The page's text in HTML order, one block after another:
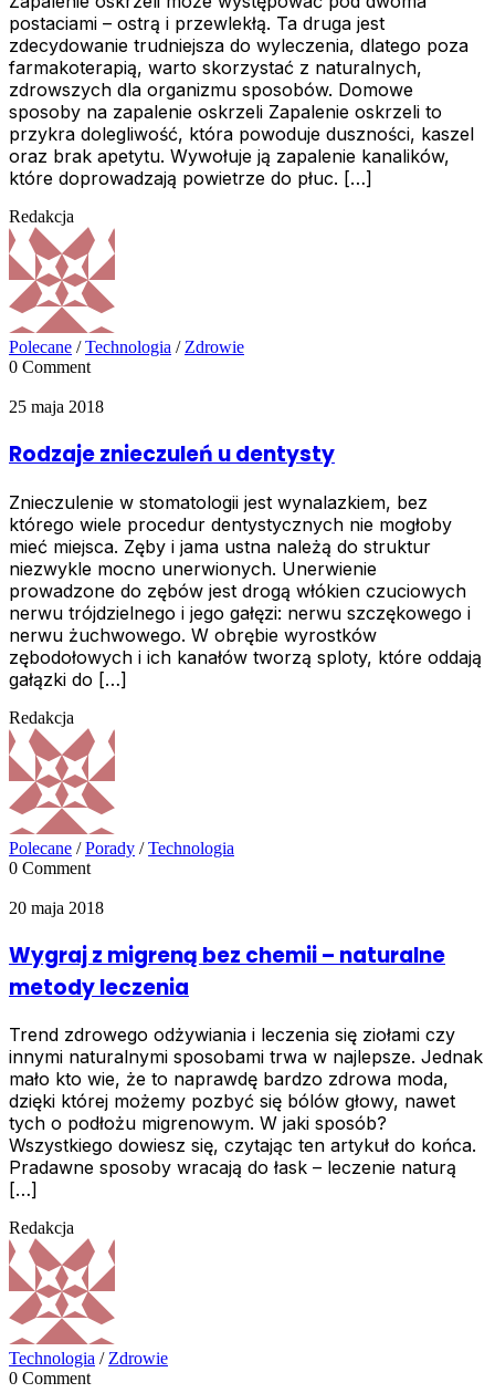
postaciami – ostrą i przewlekłą. Ta druga jest
zdecydowanie trudniejsza do wyleczenia, dlatego poza
farmakoterapią, warto skorzystać z naturalnych,
zdrowszych dla organizmu sposobów. Domowe
sposoby na zapalenie oskrzeli Zapalenie oskrzeli to
przykra dolegliwość, która powoduje duszności, kaszel
oraz brak apetytu. Wywołuje ją zapalenie kanalików,
które doprowadzają powietrze do płuc. […]
Redakcja
Polecane /Technologia / Zdrowie
0 Comment
25 maja 2018
Rodzaje znieczuleń u dentysty
Znieczulenie w stomatologii jest wynalazkiem, bez
którego wiele procedur dentystycznych nie mogłoby
mieć miejsca. Zęby i jama ustna należą do struktur
niezwykle mocno unerwionych. Unerwienie
prowadzone do zębów jest drogą włókien czuciowych
nerwu trójdzielnego i jego gałęzi: nerwu szczękowego i
nerwu żuchwowego. W obrębie wyrostków
zębodołowych i ich kanałów tworzą sploty, które oddają
gałązki do […]
Redakcja
Polecane /Porady /Technologia
0 Comment
20 maja 2018
Wygraj z migreną bez chemii – naturalne
metody leczenia
Trend zdrowego odżywiania i leczenia się ziołami czy
innymi naturalnymi sposobami trwa w najlepsze. Jednak
mało kto wie, że to naprawdę bardzo zdrowa moda,
dzięki której możemy pozbyć się bólów głowy, nawet
tych o podłożu migrenowym. W jaki sposób?
Wszystkiego dowiesz się, czytając ten artykuł do końca.
Pradawne sposoby wracają do łask – leczenie naturą
[…]
Redakcja
Technologia / Zdrowie
0 Comment